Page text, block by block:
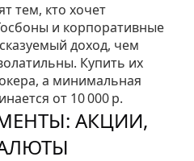
тем, кто хочет
и корпоративные
доход, чем
Купить их
а минимальная
от 10 000 р.
АКЦИИ,